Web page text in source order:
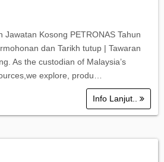
Jawatan Kosong PETRONAS Tahun
dan Tarikh tutup | Tawaran
As the custodian of Malaysia’s
explore, produ…
Info Lanjut..